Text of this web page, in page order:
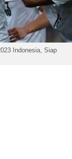
Indonesia, Siap